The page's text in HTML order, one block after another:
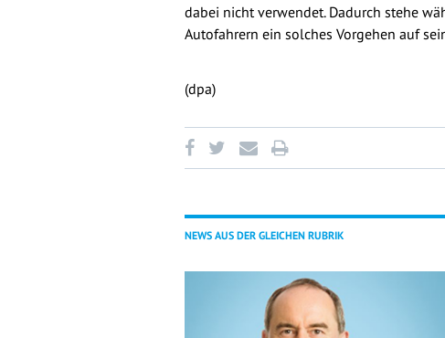
dabei nicht verwendet. Dadurch stehe
Autofahrern ein solches Vorgehen auf
(dpa)
NEWS AUS DER GLEICHEN RUBRIK